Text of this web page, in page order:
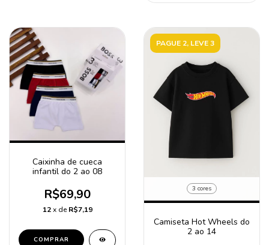
Caixinha de cueca
infantil do 2 ao 08
R$69,90
12 x deR$7,19
COMPRAR
PAGUE 2, LEVE 3
3 cores
Camiseta Hot Wheels do
2 ao 14